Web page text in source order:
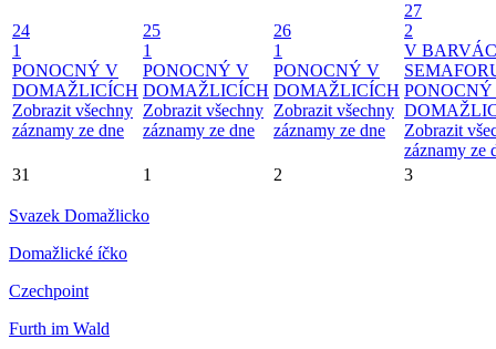
24
1
PONOCNÝ V
DOMAŽLICÍCH
Zobrazit všechny
záznamy ze dne
25
1
PONOCNÝ V
DOMAŽLICÍCH
Zobrazit všechny
záznamy ze dne
26
1
PONOCNÝ V
DOMAŽLICÍCH
Zobrazit všechny
záznamy ze dne
27
2
V
Zobrazit
záznamy ze
31
1 2 3
Svazek Domažlicko
Domažlické íčko
Czechpoint
Furth im Wald